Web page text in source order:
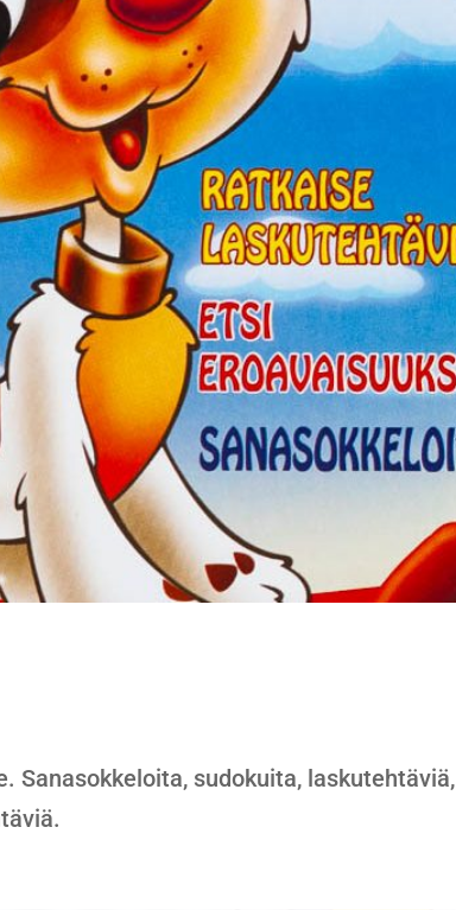
Sanasokkeloita, sudokuita, laskutehtäviä,